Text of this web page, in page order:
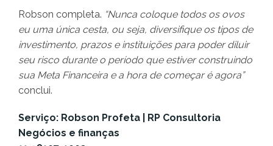
Robson completa. “Nunca coloque todos os ovos
eu uma única cesta, ou seja, diversifique os tipos de
investimento, prazos e instituições para poder diluir
seu risco durante o período que estiver construindo
sua Meta Financeira e a hora de começar é agora”
conclui.
Serviço: Robson Profeta | RP Consultoria
Negócios e finanças